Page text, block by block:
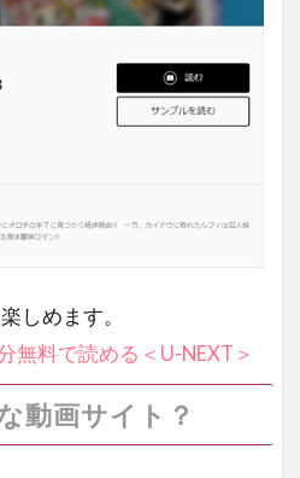
しめます。
無料で読める＜U-NEXT＞
動画サイト？